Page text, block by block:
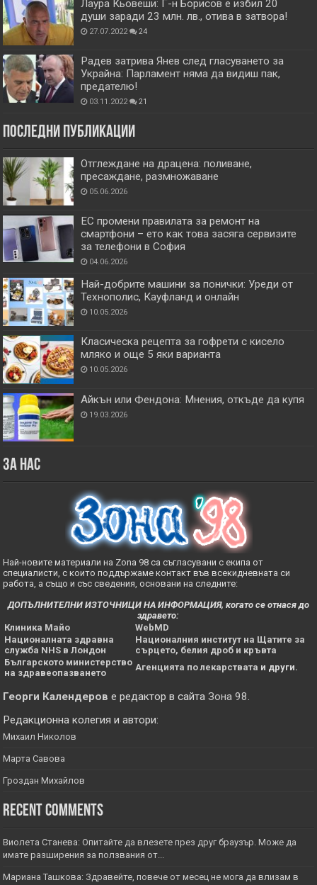
Лаура Кьовеши: Г-н Борисов е избил 20
души заради 23 млн. лв., отива в затвора!
27.07.2022 24
Радев затрива Янев след гласуването за
Украйна: Парламент няма да видиш пак,
предателю!
03.11.2022 21
Последни публикации
Отглеждане на драцена: поливане,
пресаждане, размножаване
05.06.2026
ЕС промени правилата за ремонт на
смартфони – ето как това засяга сервизите
за телефони в София
04.06.2026
Най-добрите машини за понички: Уреди от
Технополис, Кауфланд и онлайн
10.05.2026
Класическа рецепта за гофрети с кисело
мляко и още 5 яки варианта
10.05.2026
Айкън или Фендона: Мнения, откъде да купя
19.03.2026
За нас
Най-новите материали на Zona 98 са съгласувани с екипа от
специалисти, с които поддържаме контакт във всекидневната си
работа, а също и със сведения, основани на следните:
ДОПЪЛНИТЕЛНИ ИЗТОЧНИЦИ НА ИНФОРМАЦИЯ, когато се отнася до
здравето:
Клиника Майо
WebMD
Националната здравна
служба NHS в Лондон
Националния институт на Щатите за
сърцето, белия дроб и кръвта
Българското министерство
на здравеопазването
Агенцията по лекарствата и други.
Георги Календеров е редактор в сайтаЗона 98.
Редакционна колегия и автори:
Михаил Николов
Марта Савова
Гроздан Михайлов
Recent Comments
Виолета Станева: Опитайте да влезете през друг браузър. Може да
имате разширения за ползвания от...
Мариана Ташкова: Здравейте, повече от месец не мога да влизам в